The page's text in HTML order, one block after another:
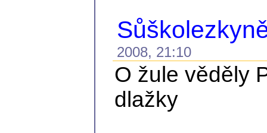
2008, 21:10
O žule věděly
dlažky